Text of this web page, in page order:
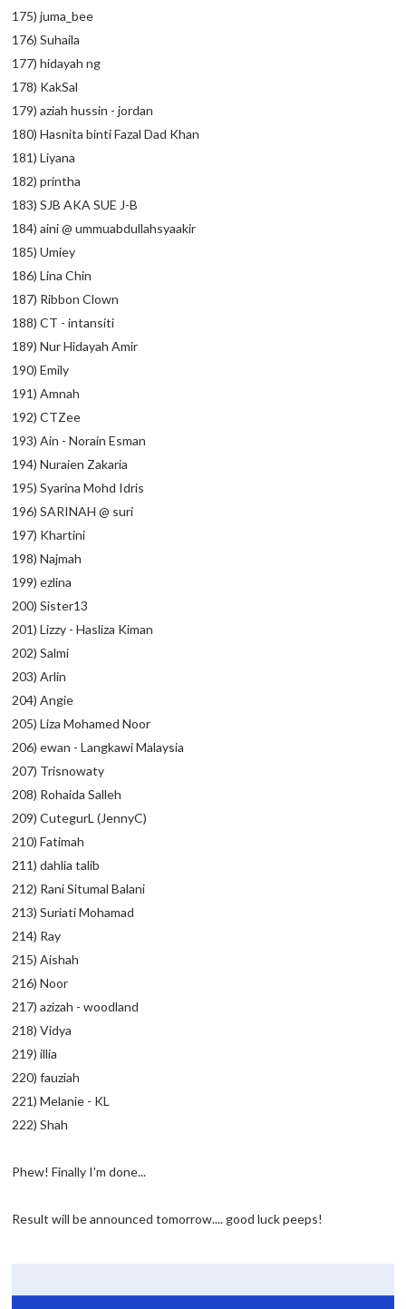
175) juma_bee
176) Suhaila
177) hidayah ng
178) KakSal
179) aziah hussin - jordan
180) Hasnita binti Fazal Dad Khan
181) Liyana
182) printha
183) SJB AKA SUE J-B
184) aini @ ummuabdullahsyaakir
185) Umiey
186) Lina Chin
187) Ribbon Clown
188) CT - intansiti
189) Nur Hidayah Amir
190) Emily
191) Amnah
192) CTZee
193) Ain - Norain Esman
194) Nuraien Zakaria
195) Syarina Mohd Idris
196) SARINAH @ suri
197) Khartini
198) Najmah
199) ezlina
200) Sister13
201) Lizzy - Hasliza Kiman
202) Salmi
203) Arlin
204) Angie
205) Liza Mohamed Noor
206) ewan - Langkawi Malaysia
207) Trisnowaty
208) Rohaida Salleh
209) CutegurL (JennyC)
210) Fatimah
211) dahlia talib
212) Rani Situmal Balani
213) Suriati Mohamad
214) Ray
215) Aishah
216) Noor
217) azizah - woodland
218) Vidya
219) illia
220) fauziah
221) Melanie - KL
222) Shah
Phew! Finally I'm done...
Result will be announced tomorrow.... good luck peeps!